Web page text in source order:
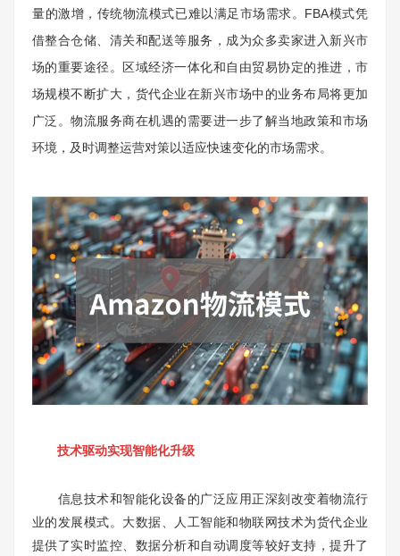
量的激增，传统物流模式已难以满足市场需求。FBA模式凭
借整合仓储、清关和配送等服务，成为众多卖家进入新兴市
场的重要途径。区域经济一体化和自由贸易协定的推进，市
场规模不断扩大，货代企业在新兴市场中的业务布局将更加
广泛。物流服务商在机遇的需要进一步了解当地政策和市场
环境，及时调整运营对策以适应快速变化的市场需求。
技术驱动实现智能化升级
信息技术和智能化设备的广泛应用正深刻改变着物流行
业的发展模式。大数据、人工智能和物联网技术为货代企业
提供了实时监控、数据分析和自动调度等较好支持，提升了